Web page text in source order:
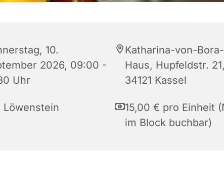
10.
2026, 09:00 -
Uhr
Katharina-von-Bora-
Haus, Hupfeldstr. 21,
34121 Kassel
Löwenstein
15,00 € pro Einheit
im Block buchbar)